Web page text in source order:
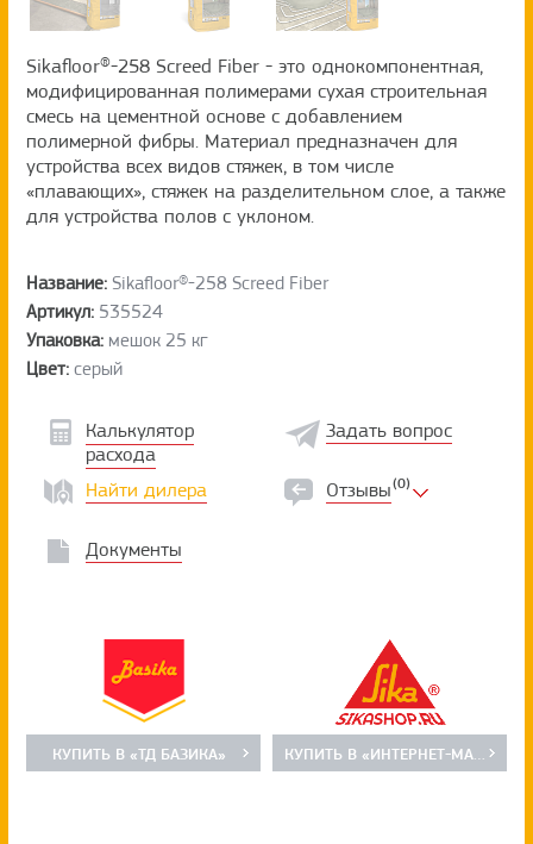
Sikafloor®-258 Screed Fiber - это однокомпонентная,
модифицированная полимерами сухая строительная
смесь на цементной основе с добавлением
полимерной фибры. Материал предназначен для
устройства всех видов стяжек, в том числе
«плавающих», стяжек на разделительном слое, а также
для устройства полов с уклоном.
Название: Sikafloor®-258 Screed Fiber
Артикул: 535524
Упаковка: мешок 25 кг
Цвет: серый
Калькулятор
расхода
Задать вопрос
Найти дилера Отзывы(0)
Документы
КУПИТЬ В «ТД БАЗИКА»